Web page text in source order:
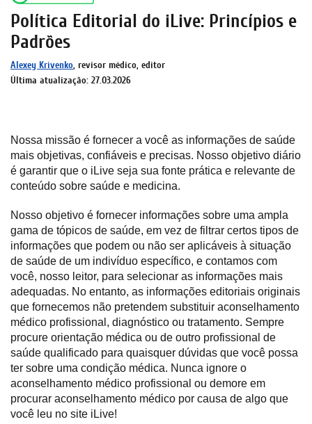
Política Editorial do iLive: Princípios e
Padrões
Alexey Krivenko, revisor médico, editor
Última atualização: 27.03.2026
Nossa missão é fornecer a você as informações de saúde
mais objetivas, confiáveis e precisas. Nosso objetivo diário
é garantir que o iLive seja sua fonte prática e relevante de
conteúdo sobre saúde e medicina.
Nosso objetivo é fornecer informações sobre uma ampla
gama de tópicos de saúde, em vez de filtrar certos tipos de
informações que podem ou não ser aplicáveis à situação
de saúde de um indivíduo específico, e contamos com
você, nosso leitor, para selecionar as informações mais
adequadas. No entanto, as informações editoriais originais
que fornecemos não pretendem substituir aconselhamento
médico profissional, diagnóstico ou tratamento. Sempre
procure orientação médica ou de outro profissional de
saúde qualificado para quaisquer dúvidas que você possa
ter sobre uma condição médica. Nunca ignore o
aconselhamento médico profissional ou demore em
procurar aconselhamento médico por causa de algo que
você leu no site iLive!